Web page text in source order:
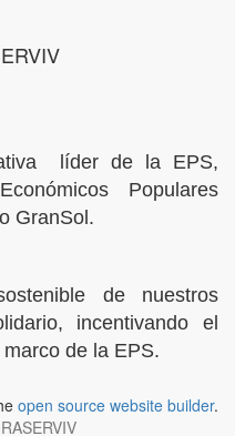
líder de la EPS,
Populares
GranSol.
de nuestros
incentivando el
de la EPS.
open source website builder.